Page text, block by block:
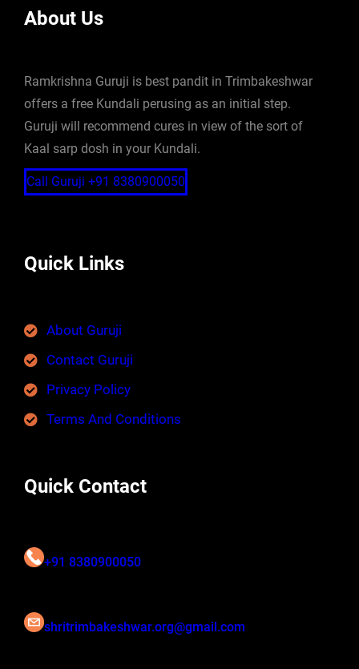
About Us
Ramkrishna Guruji is best pandit in Trimbakeshwar
offers a free Kundali perusing as an initial step.
Guruji will recommend cures in view of the sort of
Kaal sarp dosh in your Kundali.
Call Guruji +91 8380900050
Quick Links
About Guruji
Contact Guruji
Privacy Policy
Terms And Conditions
Quick Contact
+91 8380900050
shritrimbakeshwar.org@gmail.com